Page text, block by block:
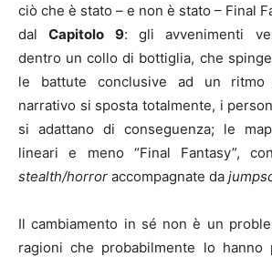
ciò che è stato – e non è stato – Final
dalCapitolo 9: gli avvenimenti
dentro un collo di bottiglia, che
le battute conclusive ad un
narrativo si sposta totalmente, i
si adattano di conseguenza; le
lineari e meno “Final Fantasy”,
stealth/horror accompagnate da
Il cambiamento in sé non è un
ragioni che probabilmente lo hanno